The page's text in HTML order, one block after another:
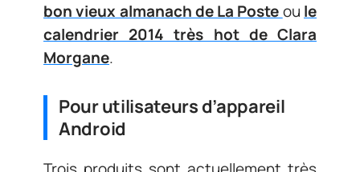
bon vieux almanach de La Posteou le
calendrier 2014 très hot de Clara
Morgane.
Pour utilisateurs d’appareil
Android